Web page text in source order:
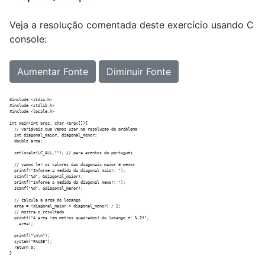
Veja a resolução comentada deste exercício usando C
console:
Aumentar Fonte Diminuir Fonte
#include <stdio.h>
#include <stdlib.h>
#include <locale.h>
int main(int argc, char *argv[]){
  // variáveis que vamos usar na resolução do problema
  int diagonal_maior, diagonal_menor;
  double area;
  setlocale(LC_ALL,""); // para acentos do português
  // vamos ler os valores das diagonais maior e menor
  printf("Informe a medida da diagonal maior: ");
  scanf("%d", &diagonal_maior);
  printf("Informe a medida da diagonal menor: ");
  scanf("%d", &diagonal_menor);
  // calcula a area do losango
  area = (diagonal_maior * diagonal_menor) / 2;
  // mostra o resultado
  printf("A área (em metros quadrados) do losango é: %.2f",
    area);
  printf("\n\n");
  system("PAUSE");
  return 0;